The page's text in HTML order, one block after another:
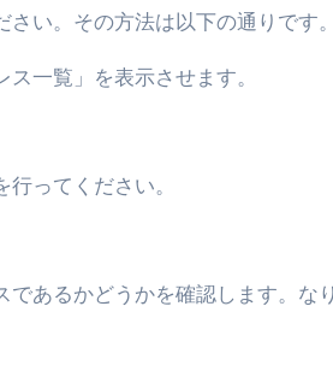
の信用を築く――そのすべての起点
時！ゲーミングPC・高性能BTOを
iMazing で完成する「究極のスマ
学的メソッドで英語脳を作る完全ガ
い。その方法は以下の通りです。
一覧」を表示させます。
ってください。
あるかどうかを確認します。な